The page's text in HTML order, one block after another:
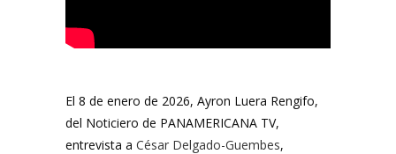
El 8 de enero de 2026, Ayron Luera Rengifo,
del Noticiero de PANAMERICANA TV,
entrevista a César Delgado-Guembes,